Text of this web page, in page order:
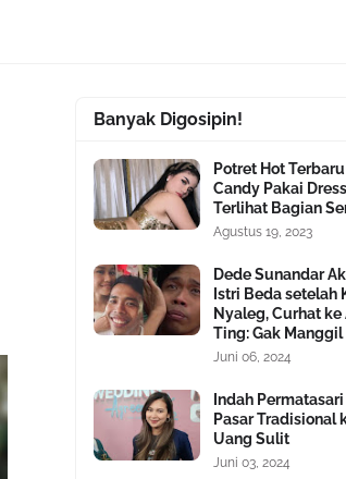
Banyak Digosipin!
Potret Hot
Candy Pakai
Terlihat Bagian
Agustus 19, 2023
Dede Sunandar
Istri Beda setelah
Nyaleg, Curhat ke
Ting: Gak Manggil
Juni 06, 2024
Indah
Pasar Tradisional
Uang Sulit
Juni 03, 2024